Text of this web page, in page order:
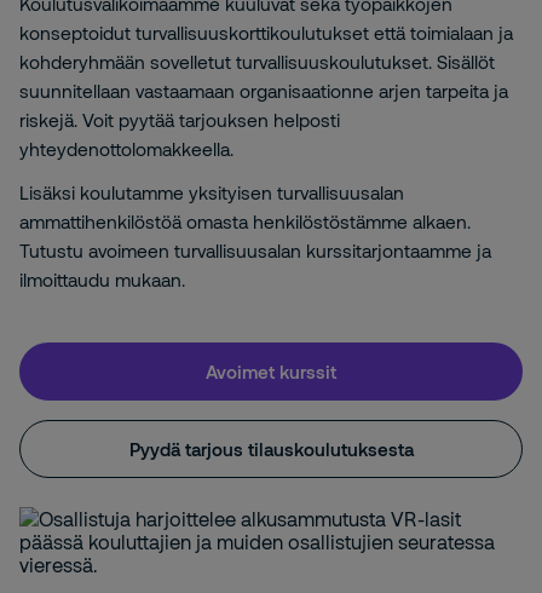
konseptoidut turvallisuuskorttikoulutukset että toimialaan ja
kohderyhmään sovelletut turvallisuuskoulutukset. Sisällöt
suunnitellaan vastaamaan organisaationne arjen tarpeita ja
riskejä. Voit pyytää tarjouksen helposti
yhteydenottolomakkeella.
Lisäksi koulutamme yksityisen turvallisuusalan
ammattihenkilöstöä omasta henkilöstöstämme alkaen.
Tutustu avoimeen turvallisuusalan kurssitarjontaamme ja
ilmoittaudu mukaan.
Avoimet kurssit
Pyydä tarjous tilauskoulutuksesta